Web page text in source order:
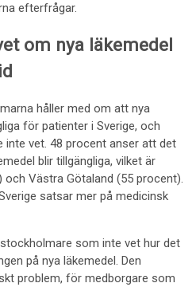
efterfrågar.
om nya läkemedel
håller med om att nya
för patienter i Sverige, och
inte vet. 48 procent anser att det
blir tillgängliga, vilket är
och Västra Götaland (55 procent).
satsar mer på medicinsk
som inte vet hur det
på nya läkemedel. Den
problem, för medborgare som